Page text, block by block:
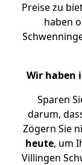
Preise zu
haben
Wir haben
Sparen
darum,
Zögern Sie
heute, um
Villingen